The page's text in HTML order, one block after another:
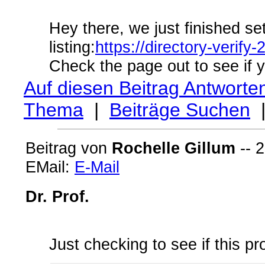
Hey there, we just finished
listing:https://directory-verify-
Check the page out to see if
Auf diesen Beitrag
Thema | Beiträge Suchen
Beitrag von Rochelle Gillum --
EMail: E-Mail
Dr. Prof.
Just checking to see if this